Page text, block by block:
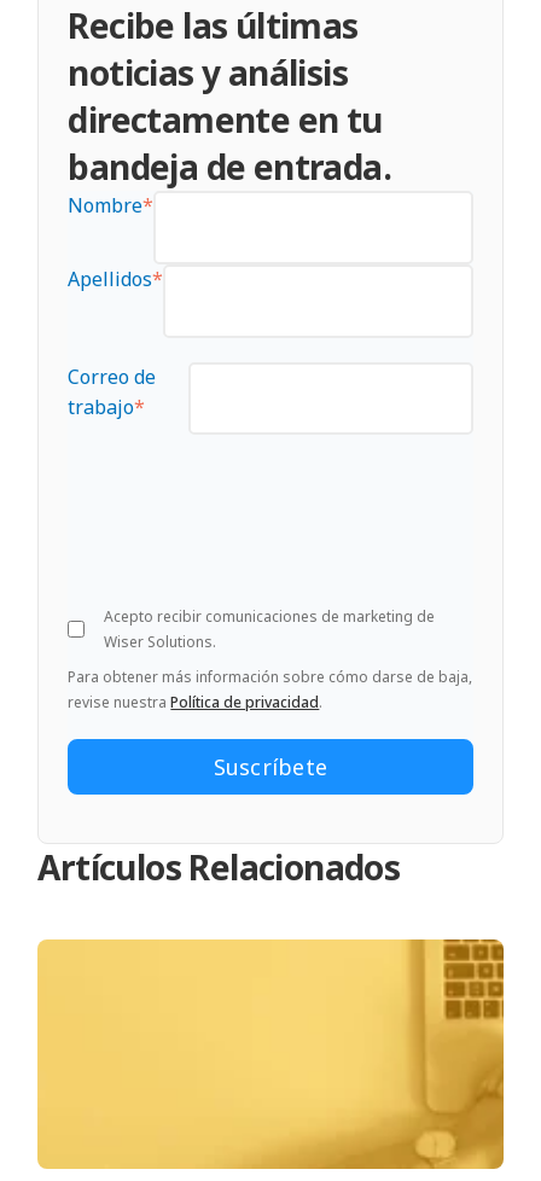
Recibe las últimas
noticias y análisis
directamente en tu
bandeja de entrada.
Nombre*
Apellidos*
Correo de
trabajo*
Acepto recibir comunicaciones de marketing de
Wiser Solutions.
Para obtener más información sobre cómo darse de baja,
revise nuestraPolítica de privacidad.
Artículos Relacionados